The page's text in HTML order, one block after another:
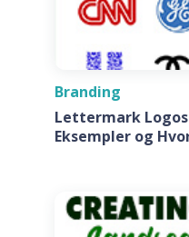
Branding
Lettermark
Eksempler og